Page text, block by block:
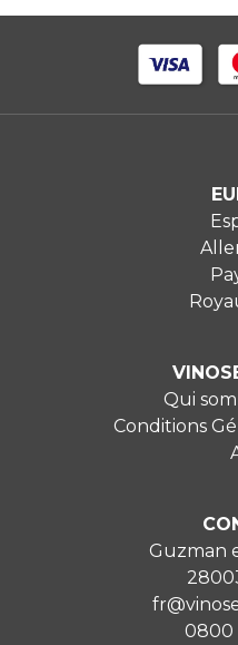
Qui
Conditions
Guzman
0800